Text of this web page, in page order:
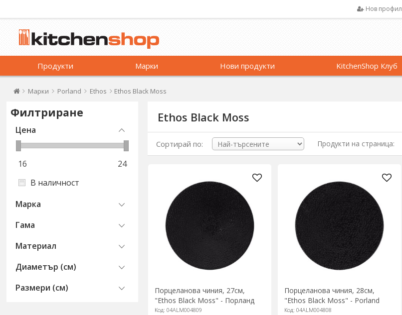
Нов профил
Продукти Марки Нови продукти KitchenShop Клуб
Марки Porland Ethos Ethos Black Moss
Филтриране
Цена
16
24
В наличност
Марка
Гама
Материал
Диаметър (см)
Размери (см)
Ethos Black Moss
Сортирай по: Продукти на страница:
Порцеланова чиния, 27см,
"Ethos Black Moss" - Порланд
Код: 04ALM004809
Порцеланова чиния, 28см,
"Ethos Black Moss" - Porland
Код: 04ALM004808